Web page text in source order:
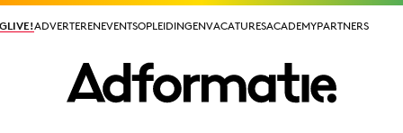
ADVERTERENEVENTSOPLEIDINGENVACATURESACADEMYPARTNERS
ADVERTERENEVENTSOPLEIDINGENVACATURESACADEMYPARTNERS